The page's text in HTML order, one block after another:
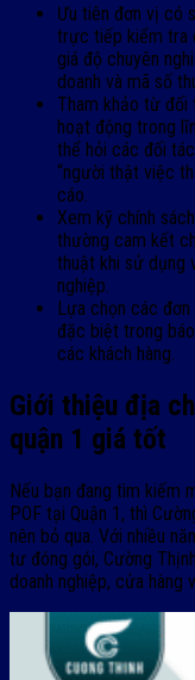
Ưu tiên đơn vị có
trực tiếp kiểm tra
giá độ chuyên
doanh và mã số
Tham khảo từ đối
hoạt động trong
thể hỏi các đối
“người thật việc
cáo.
Xem kỹ chính
thường cam kết
thuật khi sử dụng
nghiệp.
Lựa chọn các
đặc biệt trong
các khách hàng.
Giới thiệu địa
quận 1 giá tốt
Nếu bạn đang tìm kiếm
POF tại Quận 1, thì
nên bỏ qua. Với nhiều
tư đóng gói, Cường
doanh nghiệp, cửa hàng